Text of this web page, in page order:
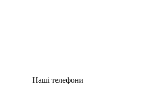
Наші телефони